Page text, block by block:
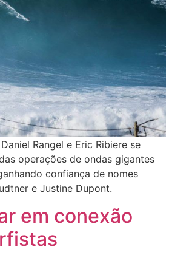
Rangel e Eric Ribiere se
operações de ondas gigantes
confiança de nomes
e Justine Dupont.
em conexão